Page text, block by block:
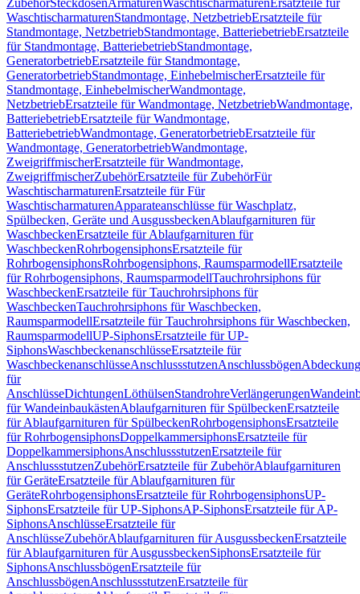
ZubehörSteckdosenArmaturenWaschtischarmaturen Ersatzteile für
WaschtischarmaturenStandmontage, NetzbetriebErsatzteile für
Standmontage, NetzbetriebStandmontage, BatteriebetriebErsatzteile
für Standmontage, BatteriebetriebStandmontage,
GeneratorbetriebErsatzteile für Standmontage,
GeneratorbetriebStandmontage, EinhebelmischerErsatzteile für
Standmontage, EinhebelmischerWandmontage,
NetzbetriebErsatzteile für Wandmontage, NetzbetriebWandmontage,
BatteriebetriebErsatzteile für Wandmontage,
BatteriebetriebWandmontage, GeneratorbetriebErsatzteile für
Wandmontage, GeneratorbetriebWandmontage,
ZweigriffmischerErsatzteile für Wandmontage,
ZweigriffmischerZubehörErsatzteile für ZubehörFür
WaschtischarmaturenErsatzteile für Für
WaschtischarmaturenApparateanschlüsse für Waschplatz,
Spülbecken, Geräte und AusgussbeckenAblaufgarnituren für
WaschbeckenErsatzteile für Ablaufgarnituren für
WaschbeckenRohrbogensiphonsErsatzteile für
RohrbogensiphonsRohrbogensiphons, RaumsparmodellErsatzteile
für Rohrbogensiphons, RaumsparmodellTauchrohrsiphons für
WaschbeckenErsatzteile für Tauchrohrsiphons für
WaschbeckenTauchrohrsiphons für Waschbecken,
RaumsparmodellErsatzteile für Tauchrohrsiphons für Waschbecken,
RaumsparmodellUP-SiphonsErsatzteile für UP-
SiphonsWaschbeckenanschlüsseErsatzteile für
WaschbeckenanschlüsseAnschlussstutzenAnschlussbögen
für
AnschlüsseDichtungenLöthülsenStandrohreVerlängerungen
für WandeinbaukästenAblaufgarnituren für SpülbeckenErsatzteile
für Ablaufgarnituren für SpülbeckenRohrbogensiphonsErsatzteile
für RohrbogensiphonsDoppelkammersiphonsErsatzteile für
DoppelkammersiphonsAnschlussstutzenErsatzteile für
AnschlussstutzenZubehörErsatzteile für ZubehörAblaufgarnituren
für GeräteErsatzteile für Ablaufgarnituren für
GeräteRohrbogensiphonsErsatzteile für RohrbogensiphonsUP-
SiphonsErsatzteile für UP-SiphonsAP-SiphonsErsatzteile für AP-
SiphonsAnschlüsseErsatzteile für
AnschlüsseZubehörAblaufgarnituren für AusgussbeckenErsatzteile
für Ablaufgarnituren für AusgussbeckenSiphonsErsatzteile für
SiphonsAnschlussbögenErsatzteile für
AnschlussbögenAnschlussstutzenErsatzteile für